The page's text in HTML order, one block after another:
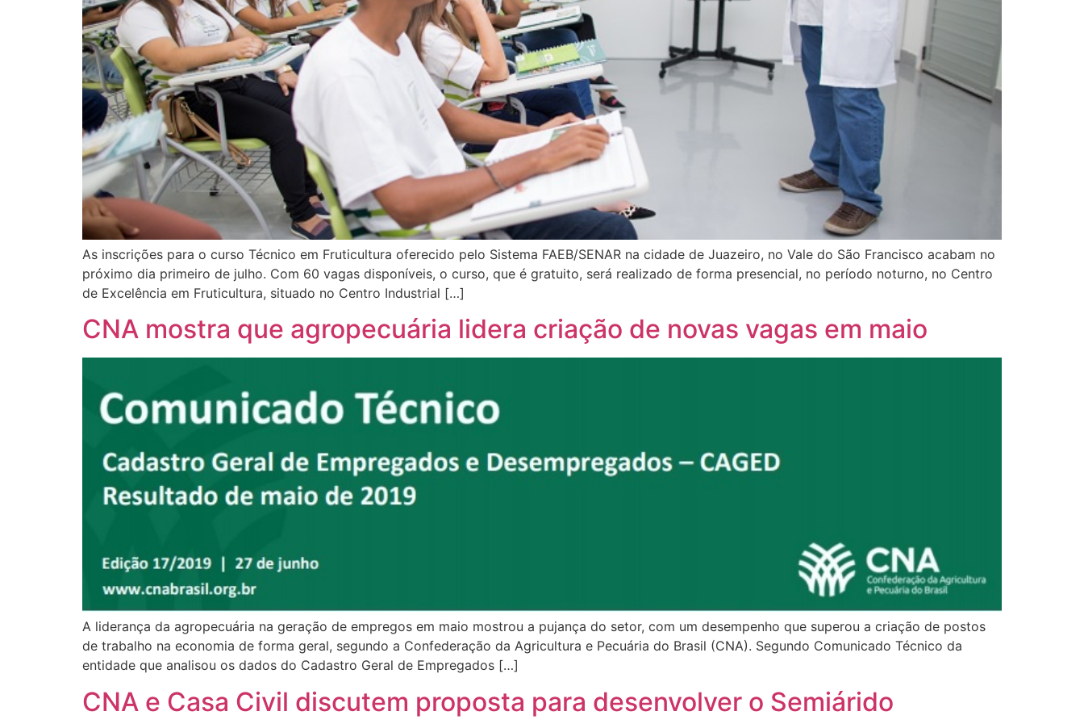
As inscrições para o curso Técnico em Fruticultura oferecido pelo Sistema FAEB/SENAR na cidade de Juazeiro, no Vale do São Francisco acabam no
próximo dia primeiro de julho. Com 60 vagas disponíveis, o curso, que é gratuito, será realizado de forma presencial, no período noturno, no Centro
de Excelência em Fruticultura, situado no Centro Industrial […]
CNA mostra que agropecuária lidera criação de novas vagas em maio
A liderança da agropecuária na geração de empregos em maio mostrou a pujança do setor, com um desempenho que superou a criação de postos
de trabalho na economia de forma geral, segundo a Confederação da Agricultura e Pecuária do Brasil (CNA). Segundo Comunicado Técnico da
entidade que analisou os dados do Cadastro Geral de Empregados […]
CNA e Casa Civil discutem proposta para desenvolver o Semiárido